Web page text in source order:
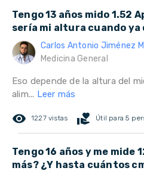
Tengo 13 años mido 1.52
sería mi altura cuando ya
Carlos Antonio Jiménez
Medicina General
Eso depende de la altura del
alim... Leer más
remove_red_eye 1227 vistas volunteer_activism Útil para 5
Tengo 16 años y me mide
más? ¿Y hasta cuántos